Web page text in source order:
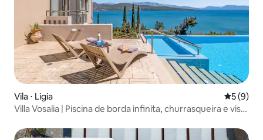
Vila ⋅ Ligia 5 de
5 (9)
Villa Vosalia | Piscina de borda infinita, churrasqueira e vista